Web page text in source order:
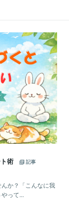
術
記事
か？「こんなに我
って...